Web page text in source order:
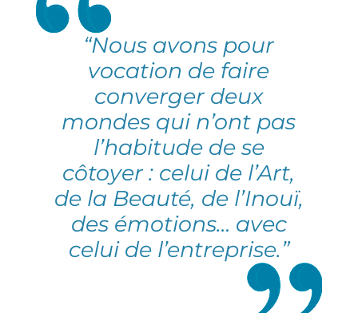
“Nous avons pour
vocation de faire
converger deux
mondes qui n’ont pas
l’habitude de se
côtoyer : celui de l’Art,
de la Beauté, de l’Inouï,
des émotions… avec
celui de l’entreprise.”